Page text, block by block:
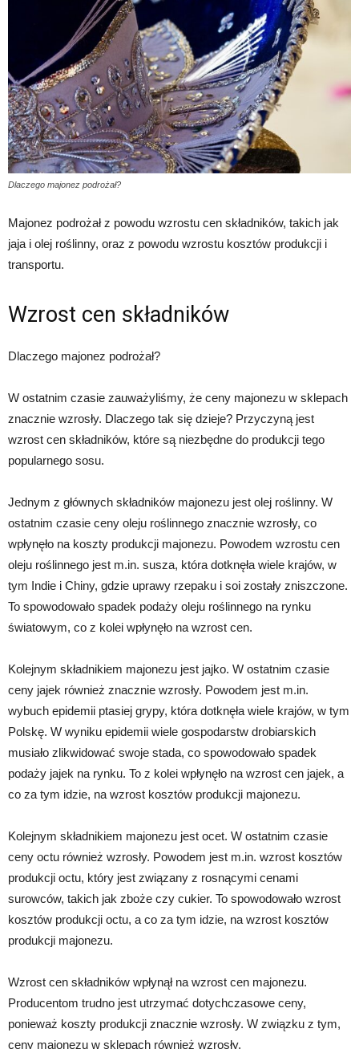
Dlaczego majonez podrożał?
Majonez podrożał z powodu wzrostu cen składników, takich jak
jaja i olej roślinny, oraz z powodu wzrostu kosztów produkcji i
transportu.
Wzrost cen składników
Dlaczego majonez podrożał?
W ostatnim czasie zauważyliśmy, że ceny majonezu w sklepach
znacznie wzrosły. Dlaczego tak się dzieje? Przyczyną jest
wzrost cen składników, które są niezbędne do produkcji tego
popularnego sosu.
Jednym z głównych składników majonezu jest olej roślinny. W
ostatnim czasie ceny oleju roślinnego znacznie wzrosły, co
wpłynęło na koszty produkcji majonezu. Powodem wzrostu cen
oleju roślinnego jest m.in. susza, która dotknęła wiele krajów, w
tym Indie i Chiny, gdzie uprawy rzepaku i soi zostały zniszczone.
To spowodowało spadek podaży oleju roślinnego na rynku
światowym, co z kolei wpłynęło na wzrost cen.
Kolejnym składnikiem majonezu jest jajko. W ostatnim czasie
ceny jajek również znacznie wzrosły. Powodem jest m.in.
wybuch epidemii ptasiej grypy, która dotknęła wiele krajów, w tym
Polskę. W wyniku epidemii wiele gospodarstw drobiarskich
musiało zlikwidować swoje stada, co spowodowało spadek
podaży jajek na rynku. To z kolei wpłynęło na wzrost cen jajek, a
co za tym idzie, na wzrost kosztów produkcji majonezu.
Kolejnym składnikiem majonezu jest ocet. W ostatnim czasie
ceny octu również wzrosły. Powodem jest m.in. wzrost kosztów
produkcji octu, który jest związany z rosnącymi cenami
surowców, takich jak zboże czy cukier. To spowodowało wzrost
kosztów produkcji octu, a co za tym idzie, na wzrost kosztów
produkcji majonezu.
Wzrost cen składników wpłynął na wzrost cen majonezu.
Producentom trudno jest utrzymać dotychczasowe ceny,
ponieważ koszty produkcji znacznie wzrosły. W związku z tym,
ceny majonezu w sklepach również wzrosły.